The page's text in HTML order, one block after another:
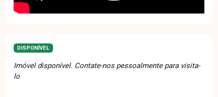
DISPONÍVEL
Imóvel disponível. Contate-nos pessoalmente para visita-
lo